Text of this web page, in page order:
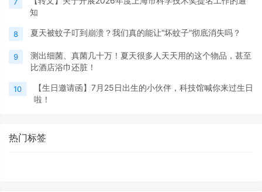
知
8 夏天被蚊子叮到崩溃？我们真的能让“坏蚊子”彻底消失吗？
9
测出细菌、真菌几十万！夏天很多人天天用的这个物品，甚至
比酒店浴巾还脏！
10
【生日邀请函】7月25日出生的小伙伴，科技馆喊你来过生日
啦！
热门标签